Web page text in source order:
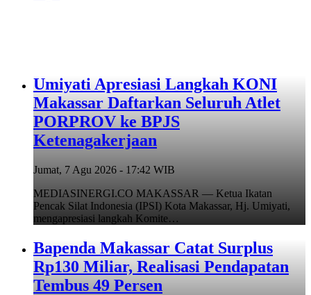
Umiyati Apresiasi Langkah KONI
Makassar Daftarkan Seluruh Atlet
PORPROV ke BPJS
Ketenagakerjaan
Jumat, 7 Agu 2026 - 17:42 WIB
MEDIASINERGI.CO MAKASSAR — Ketua Ikatan
Pencak Silat Indonesia (IPSI) Kota Makassar, Hj. Umiyati,
mengapresiasi langkah Komite…
Bapenda Makassar Catat Surplus
Rp130 Miliar, Realisasi Pendapatan
Tembus 49 Persen